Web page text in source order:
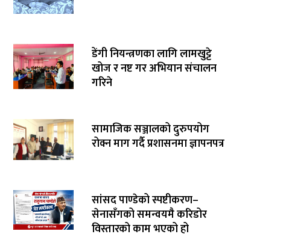
डेंगी नियन्त्रणका लागि लामखुट्टे
खोज र नष्ट गर अभियान संचालन
गरिने
सामाजिक सञ्जालको दुरुपयोग
रोक्न माग गर्दै प्रशासनमा ज्ञापनपत्र
सांसद पाण्डेको स्पष्टीकरण–
सेनासँगको समन्वयमै करिडोर
विस्तारको काम भएको हो